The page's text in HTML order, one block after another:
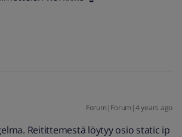
Forum|Forum|4 years ago
Reitittemestä löytyy osio static ip